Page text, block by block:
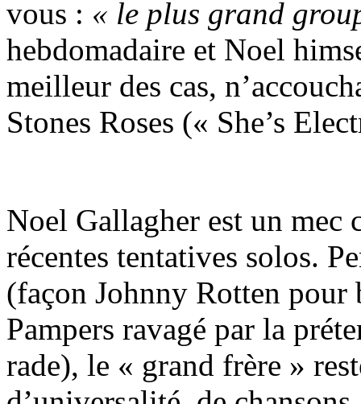
vous : « le plus grand
hebdomadaire et Noel
meilleur des cas,
Stones Roses (« She’s
Noel Gallagher est un mec
récentes tentatives solos.
(façon Johnny Rotten pour
Pampers ravagé par la
rade), le « grand frère »